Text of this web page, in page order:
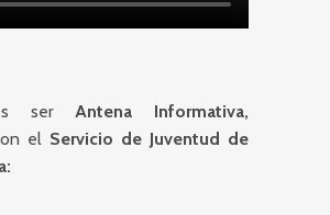
serAntena Informativa,
el Servicio de Juventud de